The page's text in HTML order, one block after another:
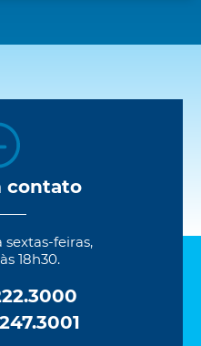
contato
sextas-feiras,
18h30.